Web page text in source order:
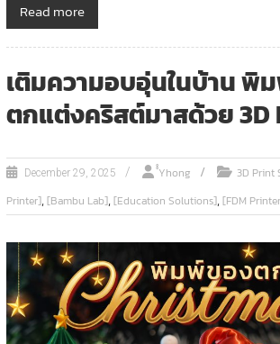
Read more
เติมความอบอุ่นในบ้าน พิ
ตกแต่งคริสต์มาสด้วย 3D
December 29, 2025 ํํYhong 3D Print
Printer],[Bambu Lab],[Education Solutions],[FDM